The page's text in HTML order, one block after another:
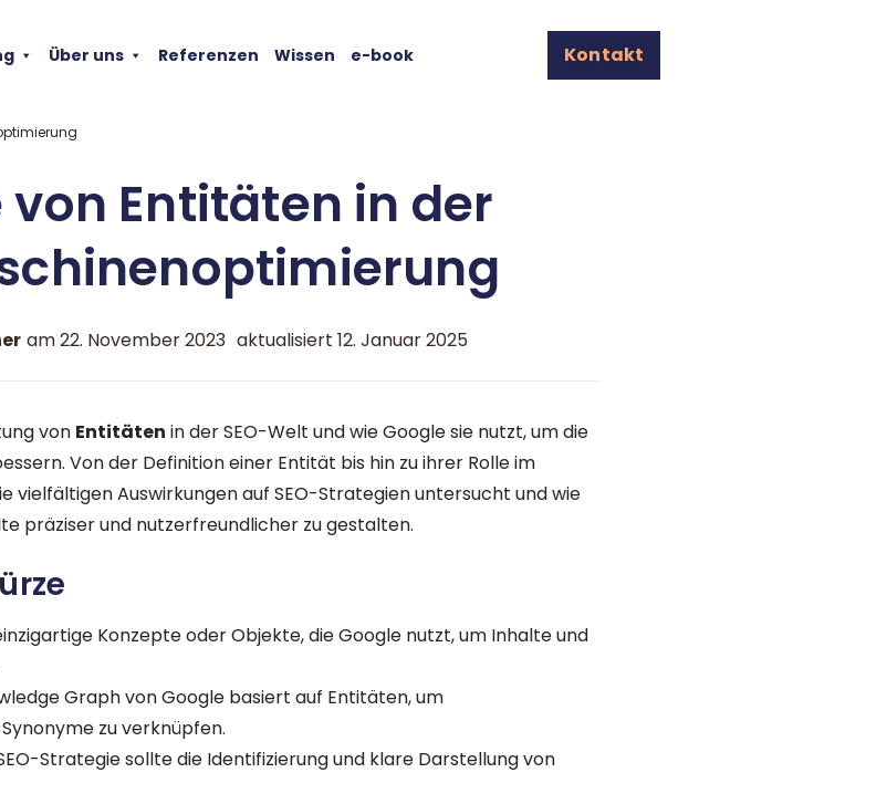
Über uns Referenzen Wissen e-book Kontakt
von Entitäten in der
am22. November 2023 aktualisiert 12. Januar 2025
von Entitäten in der SEO-Welt und wie Google sie nutzt, um die
Von der Definition einer Entität bis hin zu ihrer Rolle im
vielfältigen Auswirkungen auf SEO-Strategien untersucht und wie
präziser und nutzerfreundlicher zu gestalten.
Konzepte oder Objekte, die Google nutzt, um Inhalte und
Graph von Google basiert auf Entitäten, um
zu verknüpfen.
Strategie sollte die Identifizierung und klare Darstellung von